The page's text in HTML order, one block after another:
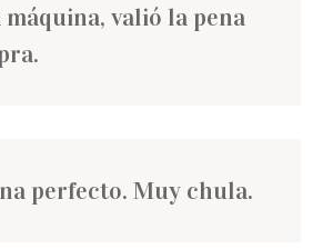
máquina, valió la pena
perfecto. Muy chula.